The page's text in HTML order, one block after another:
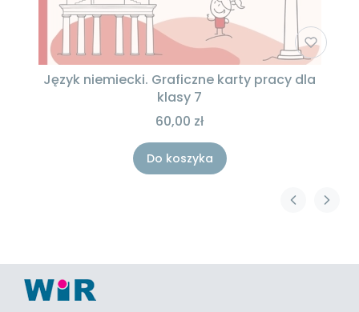
Język niemiecki. Graficzne karty pracy dla
klasy 7
60,00 zł
Do koszyka